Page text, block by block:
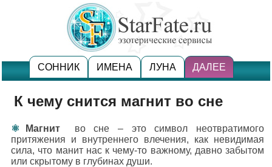
СОННИК ИМЕНА ЛУНА ДАЛЕЕ
К чему снится магнит во сне
Магнит
во сне – это символ неотвратимого
притяжения и внутреннего влечения, как невидимая
сила, что манит нас к чему-то важному, давно забытом
или скрытому в глубинах души.